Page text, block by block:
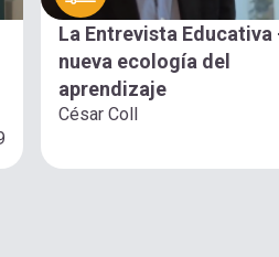
La Entrevista Educativa
nueva ecología del
aprendizaje
César Coll